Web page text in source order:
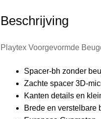
Beschrijving
Playtex Voorgevormde
Spacer-bh zonder
Zachte spacer 3D-
Kanten details en
Brede en verstelbare